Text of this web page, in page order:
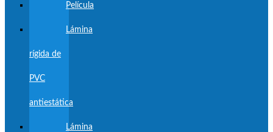
Película
Lámina
rígida de
PVC
antiestática
Lámina